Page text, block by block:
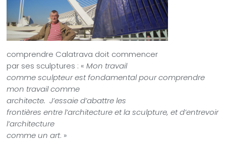
comprendre Calatrava doit commencer
par ses sculptures : «Mon travail
comme sculpteur est fondamental pour comprendre
mon travail comme
architecte. J’essaie d’abattre les
frontières entre l’architecture et la sculpture, et d’entrevoir
l’architecture
comme un art. »